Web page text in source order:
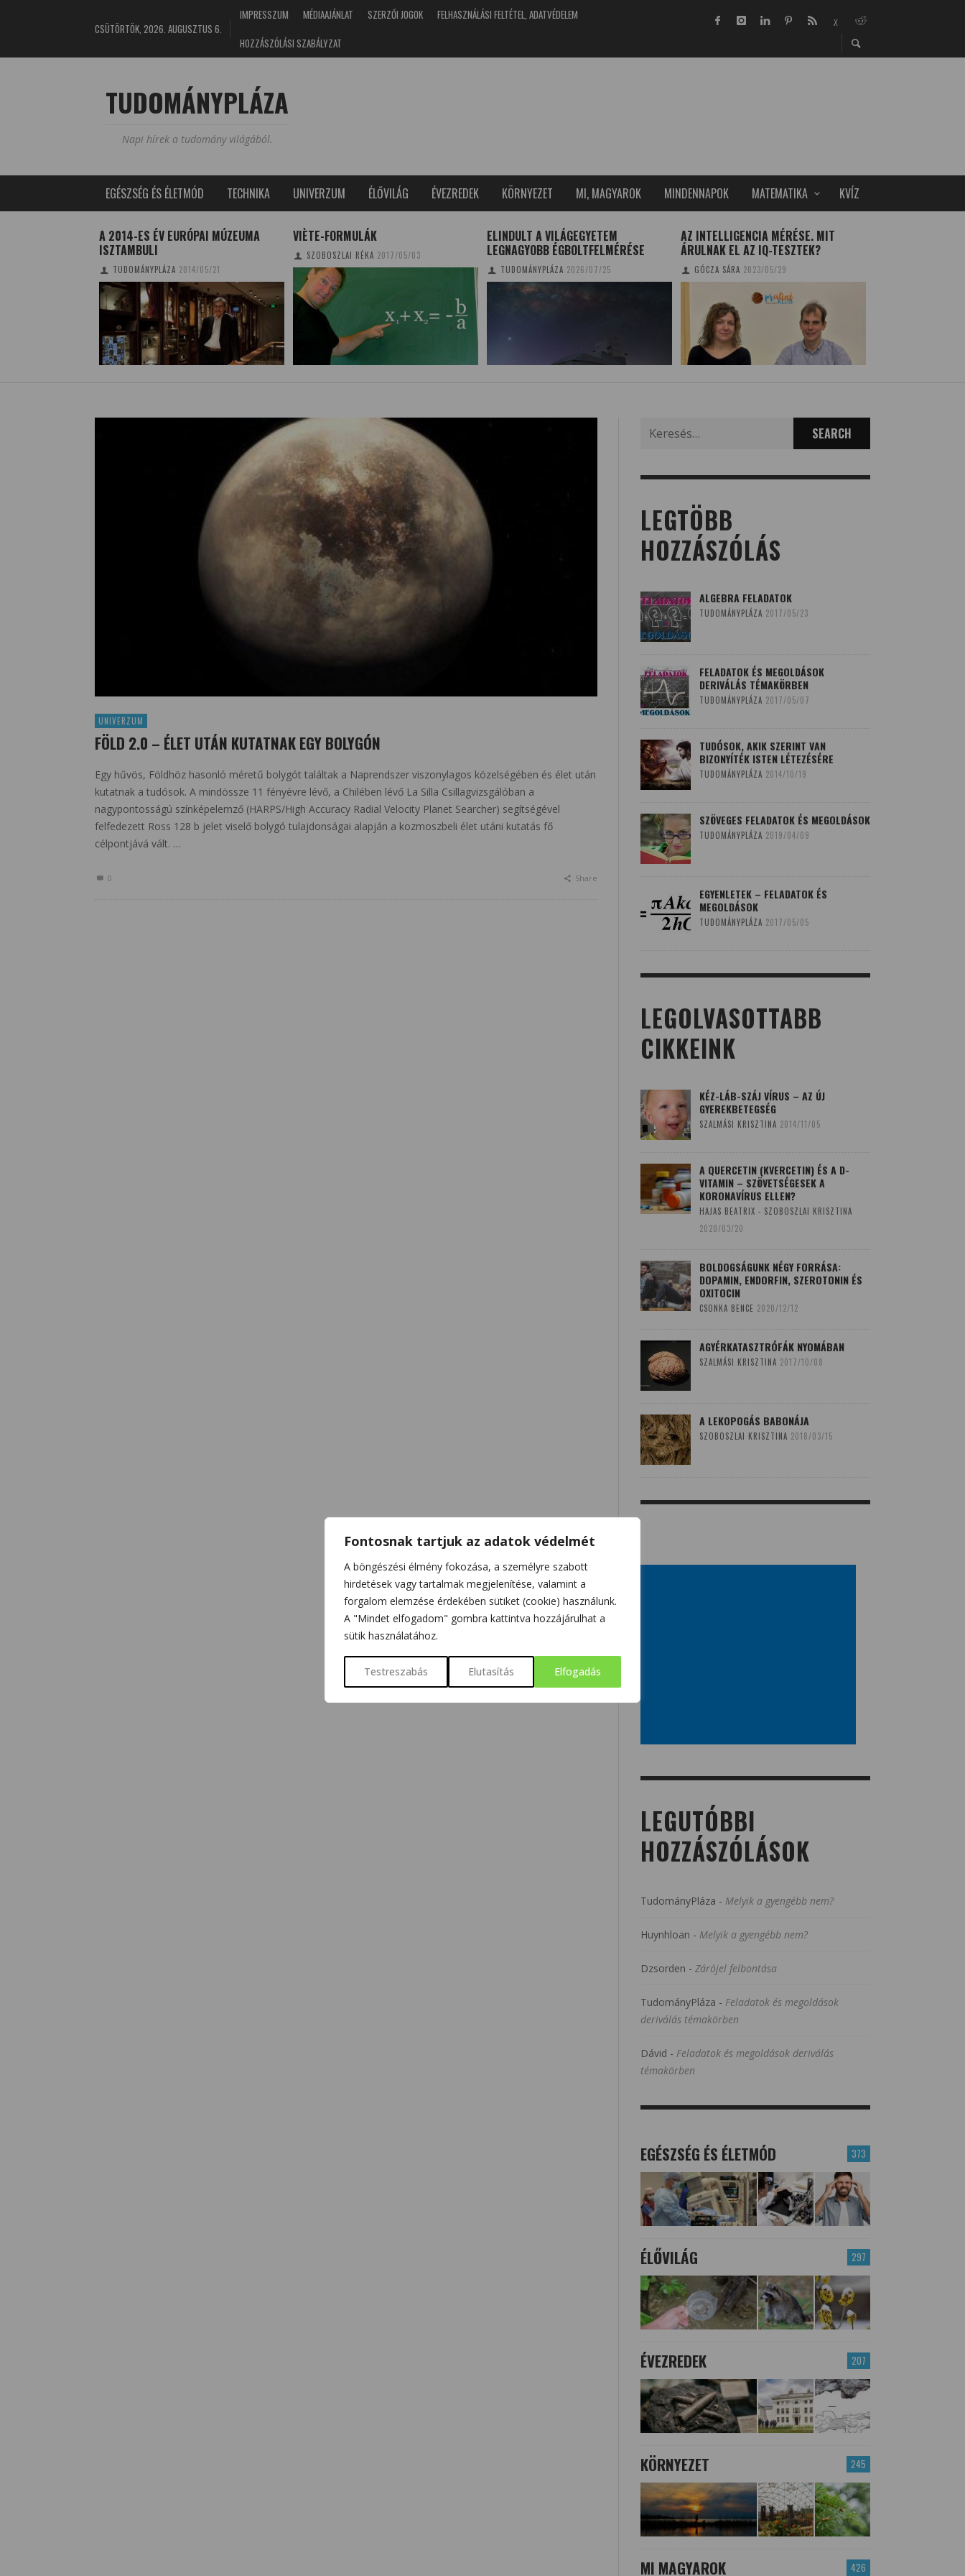
Fontosnak tartjuk az adatok védelmét
A böngészési élmény fokozása, a személyre szabott
hirdetések vagy tartalmak megjelenítése, valamint a
forgalom elemzése érdekében sütiket (cookie) használunk.
A "Mindet elfogadom" gombra kattintva hozzájárulhat a
sütik használatához.
Testreszabás Elutasítás Elfogadás
CSÜTÖRTÖK, 2026. AUGUSZTUS 6.
IMPRESSZUM MÉDIAAJÁNLAT SZERZŐI JOGOK
FELHASZNÁLÁSI FELTÉTEL, ADATVÉDELEM
HOZZÁSZÓLÁSI SZABÁLYZAT
TUDOMÁNYPLÁZA
Napi hírek a tudomány világából.
EGÉSZSÉG ÉS ÉLETMÓD TECHNIKA UNIVERZUM ÉLŐVILÁG ÉVEZREDEK KÖRNYEZET MI, MAGYAROK MINDENNAPOK MATEMATIKA KVÍZ
A 2014-ES ÉV EURÓPAI MÚZEUMA
ISZTAMBULI
TUDOMÁNYPLÁZA 2014/05/21
VIÈTE-FORMULÁK
SZOBOSZLAI RÉKA 2017/05/03
ELINDULT A VILÁGEGYETEM
LEGNAGYOBB ÉGBOLTFELMÉRÉSE
TUDOMÁNYPLÁZA 2026/07/25
AZ INTELLIGENCIA MÉRÉSE. MIT
ÁRULNAK EL AZ IQ-TESZTEK?
GÓCZA SÁRA 2023/05/29
UNIVERZUM
FÖLD 2.0 – ÉLET UTÁN KUTATNAK EGY BOLYGÓN
Egy hűvös, Földhöz hasonló méretű bolygót találtak a Naprendszer viszonylagos közelségében és élet után
kutatnak a tudósok. A mindössze 11 fényévre lévő, a Chilében lévő La Silla Csillagvizsgálóban a
nagypontosságú színképelemző (HARPS/High Accuracy Radial Velocity Planet Searcher) segítségével
felfedezett Ross 128 b jelet viselő bolygó tulajdonságai alapján a kozmoszbeli élet utáni kutatás fő
célpontjává vált. …
0 Share
for:
LEGTÖBB
HOZZÁSZÓLÁS
ALGEBRA FELADATOK
TUDOMÁNYPLÁZA 2017/05/23
FELADATOK ÉS MEGOLDÁSOK
DERIVÁLÁS TÉMAKÖRBEN
TUDOMÁNYPLÁZA 2017/05/07
TUDÓSOK, AKIK SZERINT VAN
BIZONYÍTÉK ISTEN LÉTEZÉSÉRE
TUDOMÁNYPLÁZA 2014/10/19
SZÖVEGES FELADATOK ÉS MEGOLDÁSOK
TUDOMÁNYPLÁZA 2019/04/09
EGYENLETEK – FELADATOK ÉS
MEGOLDÁSOK
TUDOMÁNYPLÁZA 2017/05/05
LEGOLVASOTTABB
CIKKEINK
KÉZ-LÁB-SZÁJ VÍRUS – AZ ÚJ
GYEREKBETEGSÉG
SZALMÁSI KRISZTINA 2014/11/05
A QUERCETIN (KVERCETIN) ÉS A D-
VITAMIN – SZÖVETSÉGESEK A
KORONAVÍRUS ELLEN?
HAJAS BEATRIX - SZOBOSZLAI KRISZTINA
2020/03/20
BOLDOGSÁGUNK NÉGY FORRÁSA:
DOPAMIN, ENDORFIN, SZEROTONIN ÉS
OXITOCIN
CSONKA BENCE 2020/12/12
AGYÉRKATASZTRÓFÁK NYOMÁBAN
SZALMÁSI KRISZTINA 2017/10/08
A LEKOPOGÁS BABONÁJA
SZOBOSZLAI KRISZTINA 2018/03/15
LEGUTÓBBI
HOZZÁSZÓLÁSOK
TudományPláza - Melyik a gyengébb nem?
Huynhloan - Melyik a gyengébb nem?
Dzsorden - Zárójel felbontása
TudományPláza - Feladatok és megoldások
deriválás témakörben
Dávid - Feladatok és megoldások deriválás
témakörben
373
EGÉSZSÉG ÉS ÉLETMÓD
297
ÉLŐVILÁG
207
ÉVEZREDEK
245
KÖRNYEZET
426
MI MAGYAROK